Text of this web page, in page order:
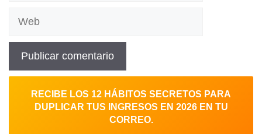
RECIBE LOS 12 HÁBITOS SECRETOS PARA
DUPLICAR TUS INGRESOS EN 2026 EN TU
CORREO.